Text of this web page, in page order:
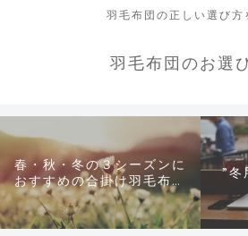
羽毛布団の正しい選び方
羽毛布団のお選
春・秋・冬の３シーズンに
おすすめの合掛け羽毛布団
について
”冬